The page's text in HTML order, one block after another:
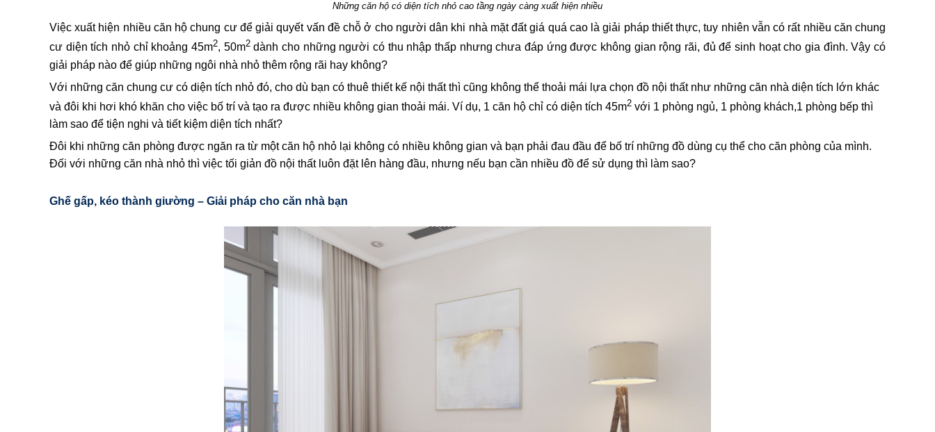
Những căn hộ có diện tích nhỏ cao tầng ngày càng xuất hiện nhiều
Việc xuất hiện nhiều căn hộ chung cư để giải quyết vấn đề chỗ ở cho người dân khi nhà mặt đất giá quá cao là giải pháp thiết thực, tuy nhiên vẫn có rất nhiều căn chung
cư diện tích nhỏ chỉ khoảng 45m2, 50m2dành cho những người có thu nhập thấp nhưng chưa đáp ứng được không gian rộng rãi, đủ để sinh hoạt cho gia đình. Vậy có
giải pháp nào để giúp những ngôi nhà nhỏ thêm rộng rãi hay không?
Với những căn chung cư có diện tích nhỏ đó, cho dù bạn có thuê thiết kế nội thất thì cũng không thể thoải mái lựa chọn đồ nội thất như những căn nhà diện tích lớn khác
và đôi khi hơi khó khăn cho việc bố trí và tạo ra được nhiều không gian thoải mái. Ví dụ, 1 căn hộ chỉ có diện tích 45m2 với 1 phòng ngủ, 1 phòng khách,1 phòng bếp thì
làm sao để tiện nghi và tiết kiệm diện tích nhất?
Đôi khi những căn phòng được ngăn ra từ một căn hộ nhỏ lại không có nhiều không gian và bạn phải đau đầu để bố trí những đồ dùng cụ thể cho căn phòng của mình.
Đối với những căn nhà nhỏ thì việc tối giản đồ nội thất luôn đặt lên hàng đầu, nhưng nếu bạn cần nhiều đồ để sử dụng thì làm sao?
Ghế gấp, kéo thành giường – Giải pháp cho căn nhà bạn